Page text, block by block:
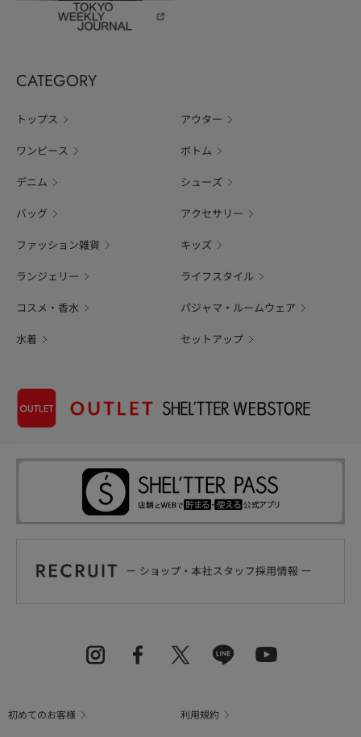
CATEGORY
トップス アウター
ワンピース ボトム
デニム シューズ
バッグ アクセサリー
ファッション雑貨 キッズ
ランジェリー ライフスタイル
コスメ・香水 パジャマ・ルームウェア
水着 セットアップ
初めてのお客様
利用規約